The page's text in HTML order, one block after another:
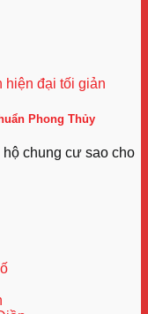
Phong Thủy
hộ chung cư sao cho